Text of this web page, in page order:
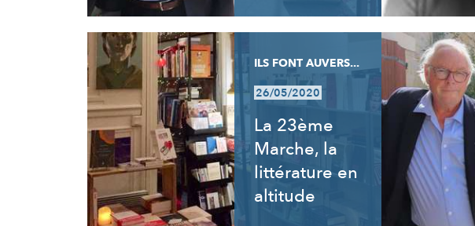
ILS FONT AUVERS...
26/05/2020
La 23ème
Marche, la
littérature en
altitude